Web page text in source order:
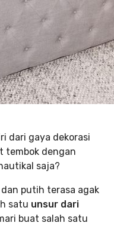
dari gaya dekorasi
tembok dengan
saja?
putih terasa agak
satu unsur dari
buat salah satu